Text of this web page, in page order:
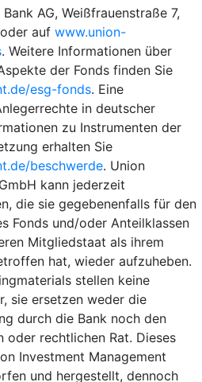
AG, Weißfrauenstraße 7,
auf www.union-
. Weitere Informationen über
der Fonds finden Sie
esg-fonds. Eine
in deutscher
zu Instrumenten der
erhalten Sie
beschwerde. Union
kann jederzeit
die sie gegebenenfalls für den
Fonds und/oder Anteilklassen
Mitgliedstaat als ihrem
hat, wieder aufzuheben.
stellen keine
sie ersetzen weder die
durch die Bank noch den
oder rechtlichen Rat. Dieses
Investment Management
und hergestellt, dennoch